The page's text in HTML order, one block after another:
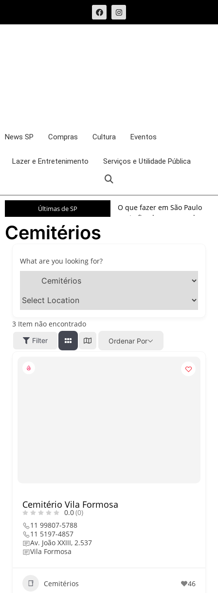
News SP Compras Cultura Eventos
Lazer e Entretenimento Serviços e Utilidade Pública
Últimas de SP
O que fazer em São Paulo
neste fim de semana: shows,
passeios imperdíveis nos
dias 8 e 9 de agosto de 2026
transforma o Bixiga em um
pedaço da Itália durante
em agosto de 2026: festas
Cemitérios
What are you looking for?
3 Item não encontrado
Filter Ordenar Por
Cemitério Vila Formosa
0.0(0)
11 99807-5788
11 5197-4857
Av. João XXIII, 2.537
Vila Formosa
Cemitérios 46